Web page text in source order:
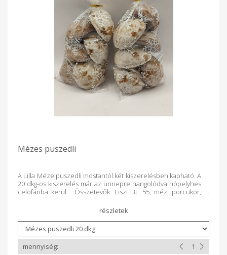
Mézes puszedli
A Lilla Méze puszedli mostantól két kiszerelésben kapható. A
20 dkg-os kiszerelés már az ünnepre hangolódva hópelyhes
celofánba kerül. Összetevők: Liszt BL 55, méz, porcukor,